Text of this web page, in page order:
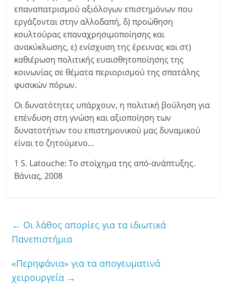
επαναπατρισμού αξιόλογων επιστημόνων που
εργάζονται στην αλλοδαπή, δ) προώθηση
κουλτούρας επαναχρησιμοποίησης και
ανακύκλωσης, ε) ενίσχυση της έρευνας και στ)
καθιέρωση πολιτικής ευαισθητοποίησης της
κοινωνίας σε θέματα περιορισμού της σπατάλης
φυσικών πόρων.
Οι δυνατότητες υπάρχουν, η πολιτική βούληση για
επένδυση στη γνώση και αξιοποίηση των
δυνατοτήτων του επιστημονικού μας δυναμικού
είναι το ζητούμενο…
1 S. Latouche: Το στοίχημα της από-ανάπτυξης.
Βάνιας, 2008
← Οι λάθος απορίες για τα ιδιωτικά
Πανεπιστήμια
«Περηφάνια» για τα απογευματινά
χειρουργεία →